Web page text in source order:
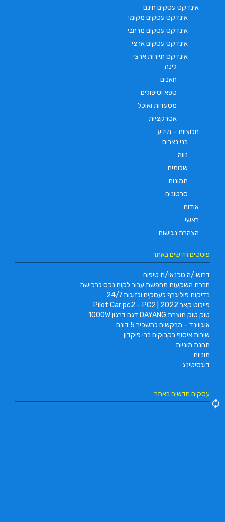
אינדקס עסקים חינם
אינדקס עסקים מקומי
אינדקס עסקים מרחבי
אינדקס עסקים ארצי
אינדקס תיירות ארצי
לינה
חאנים
ספא וטיפולים
מסעדות ואוכל
אטרקציות
חלוציות – מידע
בני נצרים
נווה
שלומית
תמונות
סרטונים
אודות
ראשי
הצהרת נגישות
פוסטים חדשים באתר
דרוש /ה טכנאי/ת טיפוח
חברת השקעות מחפשת עבור לקוח נכס לרכישה
בדיקות פוליגרף לעסקים ולזוגות 24/7
פיילוט קאר 2022 | Pilot Car pc2 – PC2
טוק טוק תוצרת DAYANG דגם דרגון 1000W
אוגווינד – מבקשים להשכיר 5 דונם
שירות איסוף בקבוקים ברי פיקדון
תחנת מוניות
מוניות
דוגסיטינג
עסקים חדשים באתר